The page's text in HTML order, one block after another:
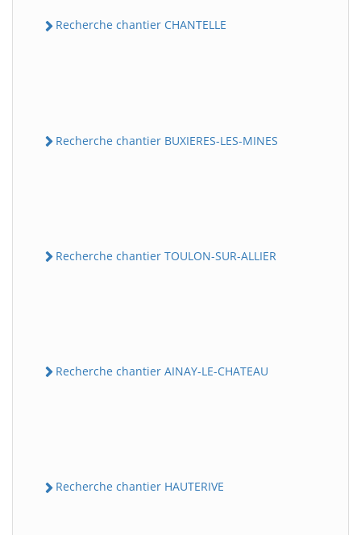
Recherche chantier CHANTELLE
Recherche chantier BUXIERES-LES-MINES
Recherche chantier TOULON-SUR-ALLIER
Recherche chantier AINAY-LE-CHATEAU
Recherche chantier HAUTERIVE